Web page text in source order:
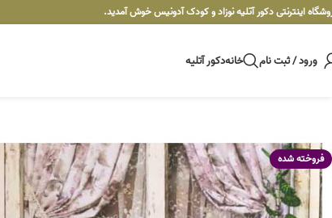
اینترنتی دکور آتلیه نوزاد و کودک آدونیس خوش آمدید.
ورود / ثبت نام خانهدکور آتلیه
فروخته شده